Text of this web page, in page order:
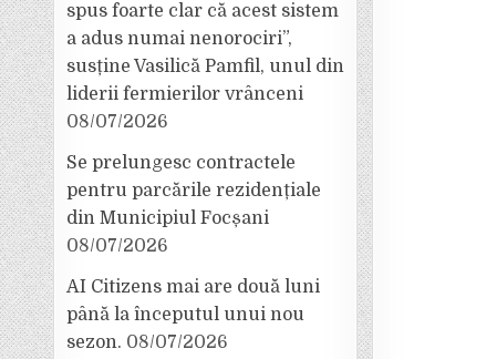
spus foarte clar că acest sistem
a adus numai nenorociri”,
susține Vasilică Pamfil, unul din
liderii fermierilor vrânceni
08/07/2026
Se prelungesc contractele
pentru parcările rezidențiale
din Municipiul Focșani
08/07/2026
AI Citizens mai are două luni
până la începutul unui nou
sezon. 08/07/2026